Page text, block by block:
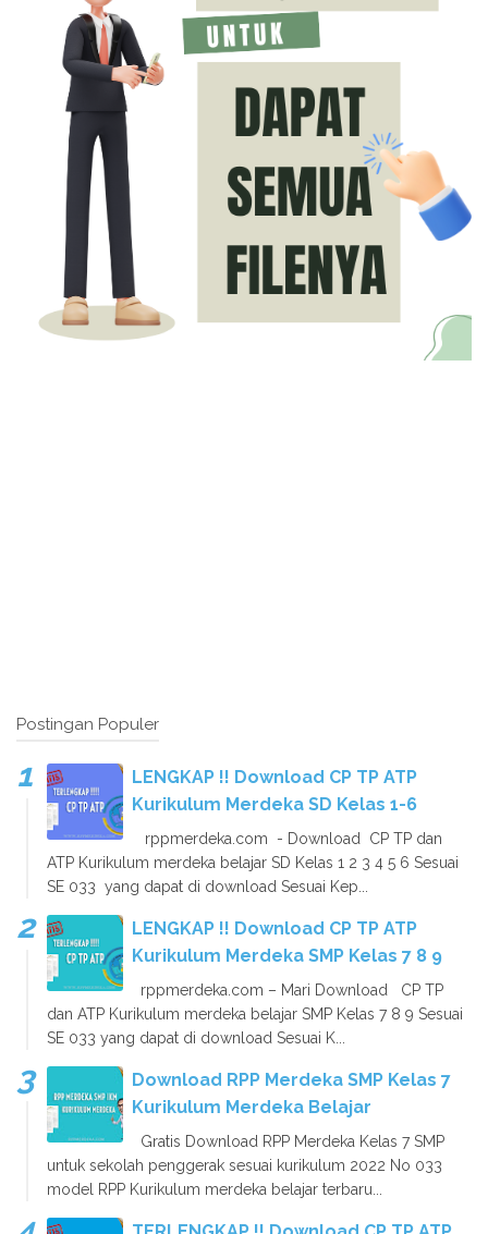
Postingan Populer
LENGKAP !! Download CP TP ATP
Kurikulum Merdeka SD Kelas 1-6
rppmerdeka.com - Download CP TP dan
ATP Kurikulum merdeka belajar SD Kelas 1 2 3 4 5 6 Sesuai
SE 033 yang dapat di download Sesuai Kep...
LENGKAP !! Download CP TP ATP
Kurikulum Merdeka SMP Kelas 7 8 9
rppmerdeka.com – Mari Download CP TP
dan ATP Kurikulum merdeka belajar SMP Kelas 7 8 9 Sesuai
SE 033 yang dapat di download Sesuai K...
Download RPP Merdeka SMP Kelas 7
Kurikulum Merdeka Belajar
Gratis Download RPP Merdeka Kelas 7 SMP
untuk sekolah penggerak sesuai kurikulum 2022 No 033
model RPP Kurikulum merdeka belajar terbaru...